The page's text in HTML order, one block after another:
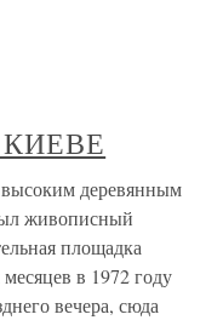
деревянным
живописный
площадка
в 1972 году
вечера, сюда